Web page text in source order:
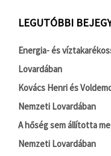
LEGUTÓBBI
Energia- és
Lovardában
Kovács Henri és
Nemzeti Lovardában
A hőség sem állította
Nemzeti Lovardában